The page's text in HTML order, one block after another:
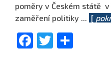
poměry v Českém státě v
zaměření politiky ... [
Facebook
Twitter